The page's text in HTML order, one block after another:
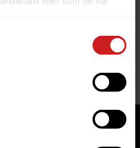
or domain please
read